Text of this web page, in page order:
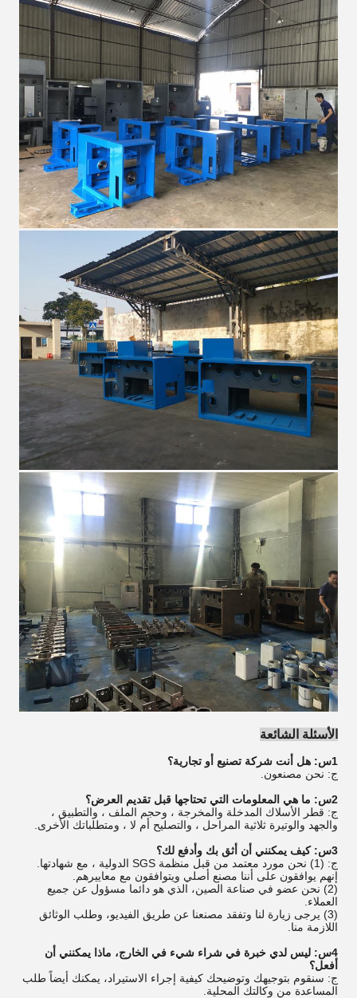
الأسئلة الشائعة
1س: هل أنت شركة تصنيع أو تجارية؟
ج: نحن مصنعون.
2س: ما هي المعلومات التي تحتاجها قبل تقديم العرض؟
ج: قطر الأسلاك المدخلة والمخرجة ، وحجم الملف ، والتطبيق ،
والجهد والوتيرة ثلاثية المراحل ، والتصليح أم لا ، ومتطلباتك الأخرى.
3س: كيف يمكنني أن أثق بك وأدفع لك؟
ج: (1) نحن مورد معتمد من قبل منظمة SGS الدولية ، مع شهادتها.
إنهم يوافقون على أننا مصنع أصلي ويتوافقون مع معاييرهم.
(2) نحن عضو في صناعة الصين، الذي هو دائما مسؤول عن جميع
العملاء.
(3) يرجى زيارة لنا وتفقد مصنعنا عن طريق الفيديو، وطلب الوثائق
اللازمة منا.
4س: ليس لدي خبرة في شراء شيء في الخارج، ماذا يمكنني أن
أفعل؟
ج: سنقوم بتوجيهك وتوضيحك كيفية إجراء الاستيراد، يمكنك أيضاً طلب
المساعدة من وكالتك المحلية.